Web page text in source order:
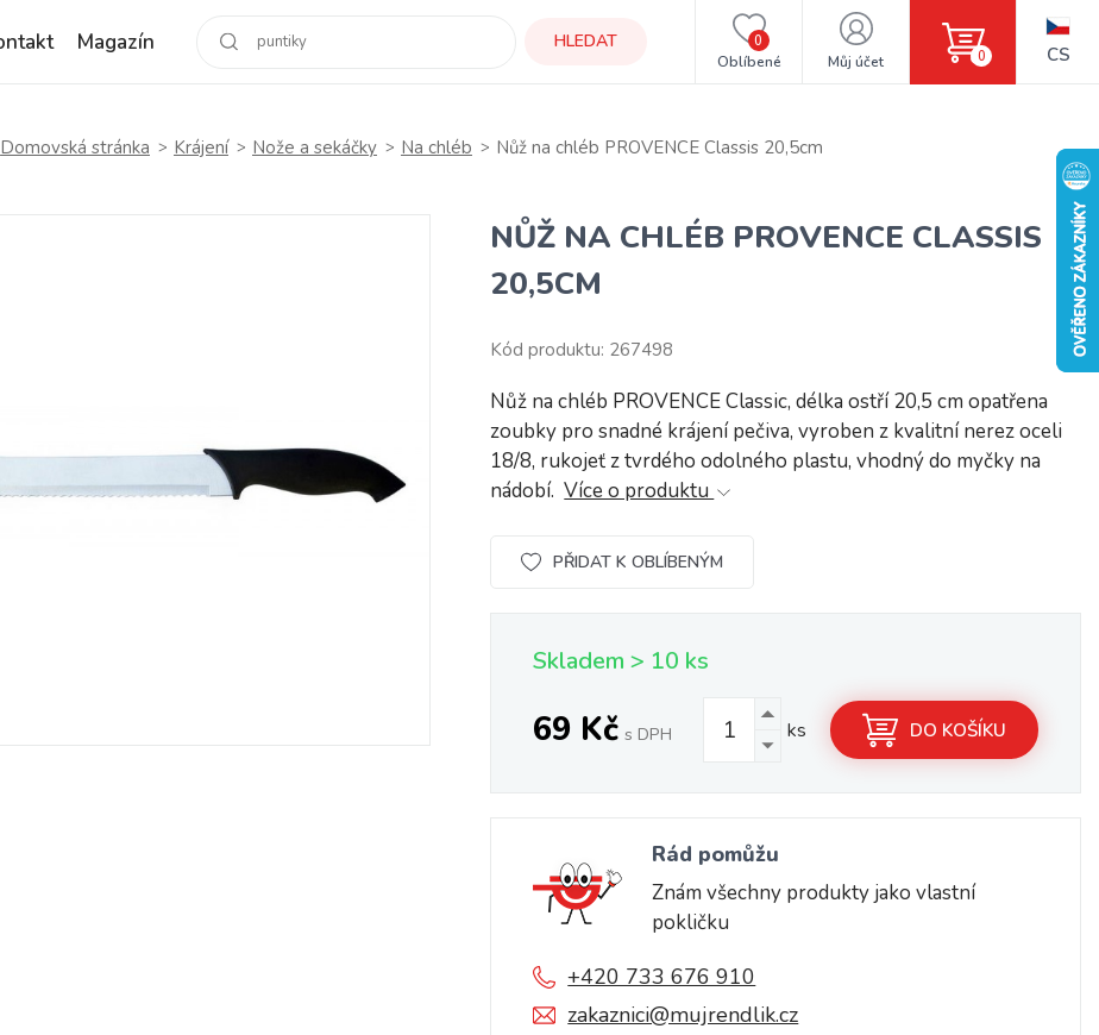
Magazín HLEDAT
Oblíbené
0
Můj účet 0 CS
Domovská stránka Krájení Nože a sekáčky Na chléb Nůž na chléb PROVENCE Classis 20,5cm
NŮŽ NA CHLÉB PROVENCE CLASSIS
20,5CM
Kód produktu: 267498
Nůž na chléb PROVENCE Classic, délka ostří 20,5 cm opatřena
zoubky pro snadné krájení pečiva, vyroben z kvalitní nerez oceli
18/8, rukojeť z tvrdého odolného plastu, vhodný do myčky na
nádobí.Více o produktu
PŘIDAT K OBLÍBENÝM
Skladem > 10 ks
69 Kč s DPH ks DO KOŠÍKU
Rád pomůžu
Znám všechny produkty jako vlastní
pokličku
+420 733 676 910
zakaznici@mujrendlik.cz